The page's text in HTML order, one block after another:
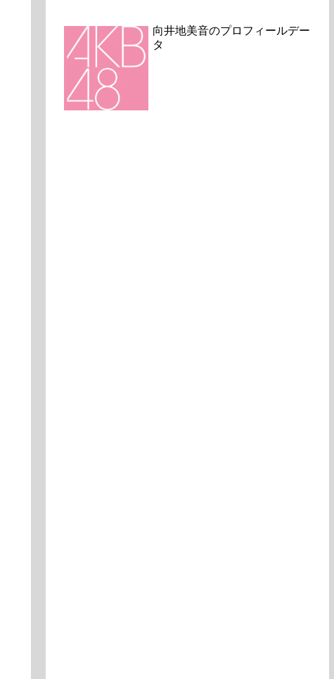
向井地美音のプロフィールデー
タ